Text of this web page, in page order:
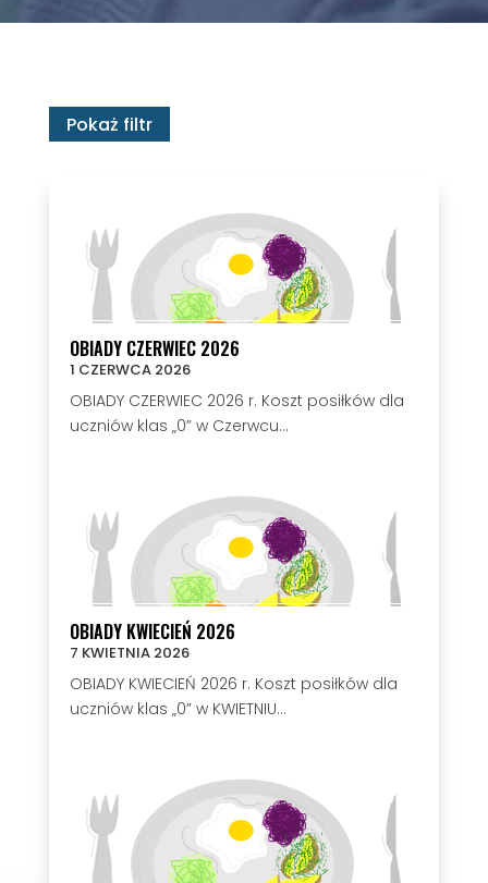
Pokaż filtr
OBIADY CZERWIEC 2026
1 CZERWCA 2026
OBIADY CZERWIEC 2026 r. Koszt posiłków dla
uczniów klas „0” w Czerwcu...
OBIADY KWIECIEŃ 2026
7 KWIETNIA 2026
OBIADY KWIECIEŃ 2026 r. Koszt posiłków dla
uczniów klas „0” w KWIETNIU...